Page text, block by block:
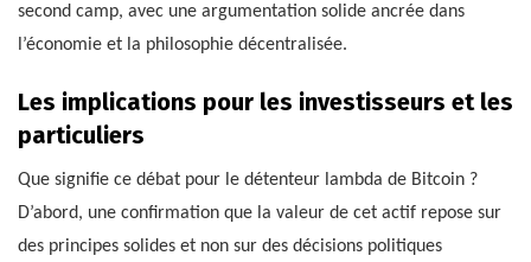
second camp, avec une argumentation solide ancrée dans
l’économie et la philosophie décentralisée.
Les implications pour les investisseurs et les
particuliers
Que signifie ce débat pour le détenteur lambda de Bitcoin ?
D’abord, une confirmation que la valeur de cet actif repose sur
des principes solides et non sur des décisions politiques